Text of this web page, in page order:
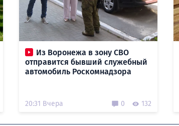
Из Воронежа в зону СВО
отправится бывший служебный
автомобиль Роскомнадзора
20:31 Вчера 0 132